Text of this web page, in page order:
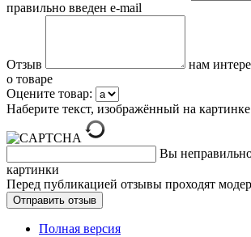
правильно введен e-mail
Отзыв
нам
о товаре
Оцените товар:
Наберите текст, изображённый на картинке
Вы
картинки
Перед публикацией отзывы проходят
Полная версия